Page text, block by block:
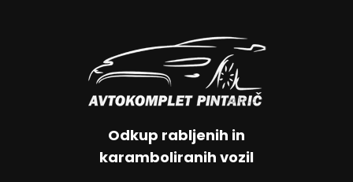
Odkup rabljenih in
karamboliranih vozil